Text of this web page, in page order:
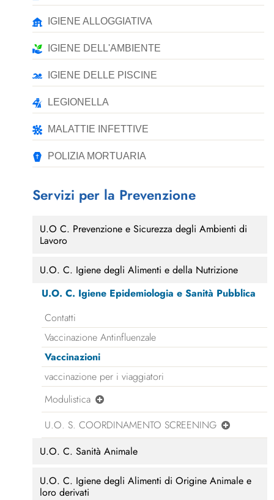
IGIENE ALLOGGIATIVA
IGIENE DELL'AMBIENTE
IGIENE DELLE PISCINE
LEGIONELLA
MALATTIE INFETTIVE
POLIZIA MORTUARIA
Servizi per la Prevenzione
U.O C. Prevenzione e Sicurezza degli Ambienti di
Lavoro
U.O. C. Igiene degli Alimenti e della Nutrizione
U.O. C. Igiene Epidemiologia e Sanità Pubblica
Contatti
Vaccinazione Antinfluenzale
Vaccinazioni
vaccinazione per i viaggiatori
Modulistica
U.O. S. COORDINAMENTO SCREENING
U.O. C. Sanità Animale
U.O. C. Igiene degli Alimenti di Origine Animale e
loro derivati